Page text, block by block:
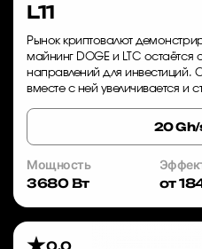
L11
Рынок криптовалют
майнинг DOGE и LTC
направлений для инвестиций.
вместе с ней увеличивается и
20
Мощность
3680 Вт
от
0.0